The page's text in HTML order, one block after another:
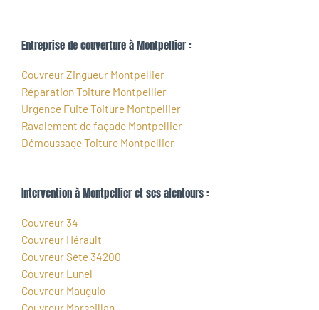
Entreprise de couverture à Montpellier :
Couvreur Zingueur Montpellier
Réparation Toiture Montpellier
Urgence Fuite Toiture Montpellier
Ravalement de façade Montpellier
Démoussage Toiture Montpellier
Intervention à Montpellier et ses alentours :
Couvreur 34
Couvreur Hérault
Couvreur Sète 34200
Couvreur Lunel
Couvreur Mauguio